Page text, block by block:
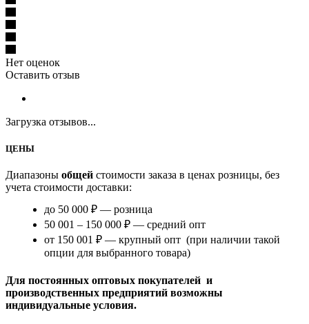
Нет оценок
Оставить отзыв
Загрузка отзывов...
ЦЕНЫ
Диапазоны общей стоимости заказа в ценах розницы, без
учета стоимости доставки:
до 50 000 ₽ — розница
50 001 – 150 000 ₽ — средний опт
от 150 001 ₽ — крупный опт (при наличии такой
опции для выбранного товара)
Для постоянных оптовых покупателей и
производственных предприятий возможны
индивидуальные условия.